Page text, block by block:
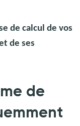
de calcul de vos
de ses
de